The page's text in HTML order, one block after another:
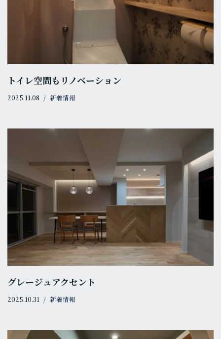
トイレ空間もリノベーション
2025.11.08 新着情報
グレージュアクセント
2025.10.31 新着情報